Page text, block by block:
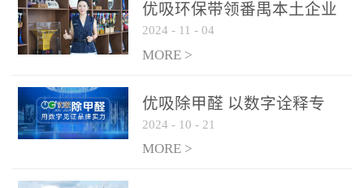
优吸环保带领番禺本​土企业
勇敢破局向“新”
2024 - 11 - 04
MORE >
优吸除甲醛 以数字诠释专
业，尽显除醛品牌实力！
2024 - 10 - 21
MORE >